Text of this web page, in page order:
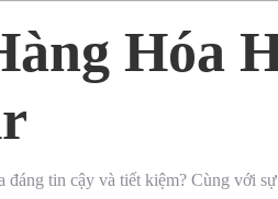
Hóa
tin cậy và tiết kiệm? Cùng với